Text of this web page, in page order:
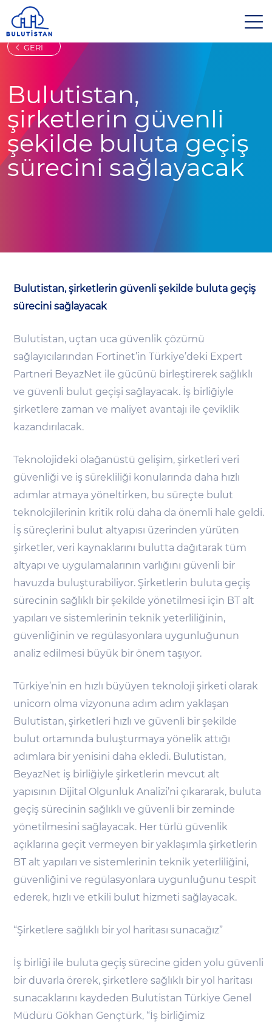
GERİ
Bulutistan,
şirketlerin güvenli
şekilde buluta geçiş
sürecini sağlayacak
Bulutistan, şirketlerin güvenli şekilde buluta geçiş
sürecini sağlayacak
Bulutistan, uçtan uca güvenlik çözümü
sağlayıcılarından Fortinet’in Türkiye’deki Expert
Partneri BeyazNet ile gücünü birleştirerek sağlıklı
ve güvenli bulut geçişi sağlayacak. İş birliğiyle
şirketlere zaman ve maliyet avantajı ile çeviklik
kazandırılacak.
Teknolojideki olağanüstü gelişim, şirketleri veri
güvenliği ve iş sürekliliği konularında daha hızlı
adımlar atmaya yöneltirken, bu süreçte bulut
teknolojilerinin kritik rolü daha da önemli hale geldi.
İş süreçlerini bulut altyapısı üzerinden yürüten
şirketler, veri kaynaklarını bulutta dağıtarak tüm
altyapı ve uygulamalarının varlığını güvenli bir
havuzda buluşturabiliyor. Şirketlerin buluta geçiş
sürecinin sağlıklı bir şekilde yönetilmesi için BT alt
yapıları ve sistemlerinin teknik yeterliliğinin,
güvenliğinin ve regülasyonlara uygunluğunun
analiz edilmesi büyük bir önem taşıyor.
Türkiye’nin en hızlı büyüyen teknoloji şirketi olarak
unicorn olma vizyonuna adım adım yaklaşan
Bulutistan, şirketleri hızlı ve güvenli bir şekilde
bulut ortamında buluşturmaya yönelik attığı
adımlara bir yenisini daha ekledi. Bulutistan,
BeyazNet iş birliğiyle şirketlerin mevcut alt
yapısının Dijital Olgunluk Analizi’ni çıkararak, buluta
geçiş sürecinin sağlıklı ve güvenli bir zeminde
yönetilmesini sağlayacak. Her türlü güvenlik
açıklarına geçit vermeyen bir yaklaşımla şirketlerin
BT alt yapıları ve sistemlerinin teknik yeterliliğini,
güvenliğini ve regülasyonlara uygunluğunu tespit
ederek, hızlı ve etkili bulut hizmeti sağlayacak.
“Şirketlere sağlıklı bir yol haritası sunacağız”
İş birliği ile buluta geçiş sürecine giden yolu güvenli
bir duvarla örerek, şirketlere sağlıklı bir yol haritası
sunacaklarını kaydeden Bulutistan Türkiye Genel
Müdürü Gökhan Gençtürk, “İş birliğimiz